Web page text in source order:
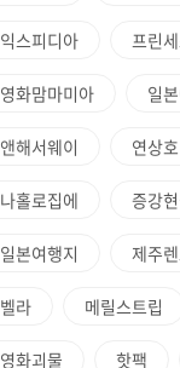
익스피디아 프린
영화맘마미아 일
앤해서웨이 연상호
나홀로집에 증강
일본여행지 제주
벨라 메릴스트립
영화괴물 핫팩